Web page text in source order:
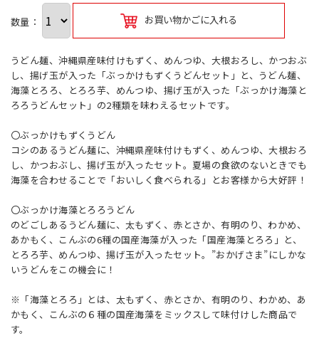
数量： お買い物かごに入れる
うどん麺、沖縄県産味付けもずく、めんつゆ、大根おろし、かつおぶ
し、揚げ玉が入った「ぶっかけもずくうどんセット」と、うどん麺、
海藻とろろ、とろろ芋、めんつゆ、揚げ玉が入った「ぶっかけ海藻と
ろろうどんセット」の2種類を味わえるセットです。
〇ぶっかけもずくうどん
コシのあるうどん麺に、沖縄県産味付けもずく、めんつゆ、大根おろ
し、かつおぶし、揚げ玉が入ったセット。夏場の食欲のないときでも
海藻を合わせることで「おいしく食べられる」とお客様から大好評！
〇ぶっかけ海藻とろろうどん
のどごしあるうどん麺に、太もずく、赤とさか、有明のり、わかめ、
あかもく、こんぶの6種の国産海藻が入った「国産海藻とろろ」と、
とろろ芋、めんつゆ、揚げ玉が入ったセット。”おかげさま”にしかな
いうどんをこの機会に！
※「海藻とろろ」とは、太もずく、赤とさか、有明のり、わかめ、あ
かもく、こんぶの６種の国産海藻をミックスして味付けした商品で
す。